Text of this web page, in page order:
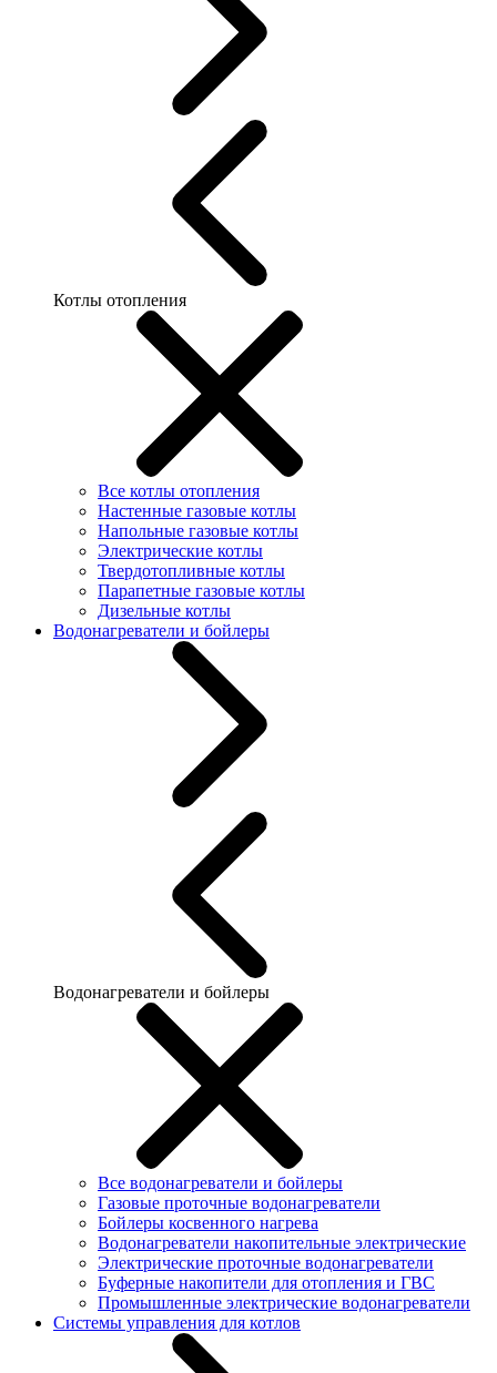
Котлы отопления
Все котлы отопления
Настенные газовые котлы
Напольные газовые котлы
Электрические котлы
Твердотопливные котлы
Парапетные газовые котлы
Дизельные котлы
Водонагреватели и бойлеры
Водонагреватели и бойлеры
Все водонагреватели и бойлеры
Газовые проточные водонагреватели
Бойлеры косвенного нагрева
Водонагреватели накопительные электрические
Электрические проточные водонагреватели
Буферные накопители для отопления и ГВС
Промышленные электрические водонагреватели
Системы управления для котлов